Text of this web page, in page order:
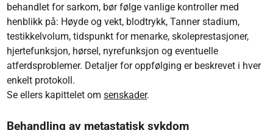
behandlet for sarkom, bør følge vanlige kontroller med
henblikk på: Høyde og vekt, blodtrykk, Tanner stadium,
testikkelvolum, tidspunkt for menarke, skolepresta­sjoner,
hjertefunksjon, hørsel, nyrefunksjon og eventuelle
atferdsproblemer. Detaljer for oppfølging er beskrevet i hver
enkelt protokoll.
Se ellers kapittelet omsenskader.
Behandling av metastatisk sykdom